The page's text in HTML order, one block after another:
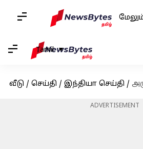
Tamil
வீடு / செய்தி / இந்தியா செய்தி /
ADVERTISEMENT